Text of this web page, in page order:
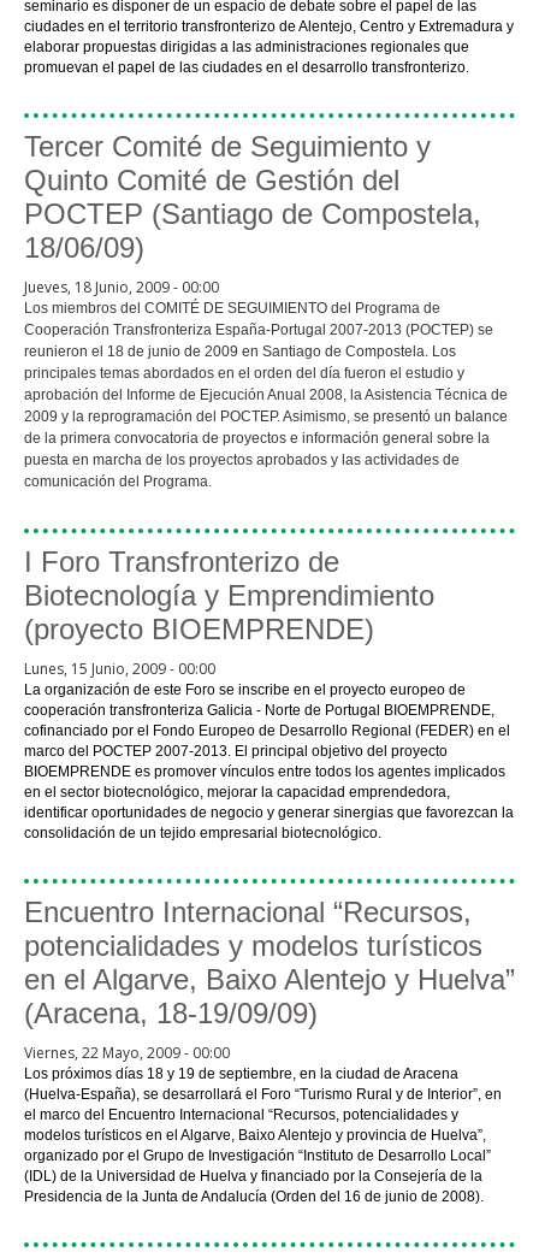
seminario es disponer de un espacio de debate sobre el papel de las
ciudades en el territorio transfronterizo de Alentejo, Centro y Extremadura y
elaborar propuestas dirigidas a las administraciones regionales que
promuevan el papel de las ciudades en el desarrollo transfronterizo.
Tercer Comité de Seguimiento y
Quinto Comité de Gestión del
POCTEP (Santiago de Compostela,
18/06/09)
Jueves, 18 Junio, 2009 - 00:00
Los miembros del COMITÉ DE SEGUIMIENTO del Programa de
Cooperación Transfronteriza España-Portugal 2007-2013 (POCTEP) se
reunieron el 18 de junio de 2009 en Santiago de Compostela. Los
principales temas abordados en el orden del día fueron el estudio y
aprobación del Informe de Ejecución Anual 2008, la Asistencia Técnica de
2009 y la reprogramación del POCTEP. Asimismo, se presentó un balance
de la primera convocatoria de proyectos e información general sobre la
puesta en marcha de los proyectos aprobados y las actividades de
comunicación del Programa.
I Foro Transfronterizo de
Biotecnología y Emprendimiento
(proyecto BIOEMPRENDE)
Lunes, 15 Junio, 2009 - 00:00
La organización de este Foro se inscribe en el proyecto europeo de
cooperación transfronteriza Galicia - Norte de Portugal BIOEMPRENDE,
cofinanciado por el Fondo Europeo de Desarrollo Regional (FEDER) en el
marco del POCTEP 2007-2013. El principal objetivo del proyecto
BIOEMPRENDE es promover vínculos entre todos los agentes implicados
en el sector biotecnológico, mejorar la capacidad emprendedora,
identificar oportunidades de negocio y generar sinergias que favorezcan la
consolidación de un tejido empresarial biotecnológico.
Encuentro Internacional “Recursos,
potencialidades y modelos turísticos
en el Algarve, Baixo Alentejo y Huelva”
(Aracena, 18-19/09/09)
Viernes, 22 Mayo, 2009 - 00:00
Los próximos días 18 y 19 de septiembre, en la ciudad de Aracena
(Huelva-España), se desarrollará el Foro “Turismo Rural y de Interior”, en
el marco del Encuentro Internacional “Recursos, potencialidades y
modelos turísticos en el Algarve, Baixo Alentejo y provincia de Huelva”,
organizado por el Grupo de Investigación “Instituto de Desarrollo Local”
(IDL) de la Universidad de Huelva y financiado por la Consejería de la
Presidencia de la Junta de Andalucía (Orden del 16 de junio de 2008).